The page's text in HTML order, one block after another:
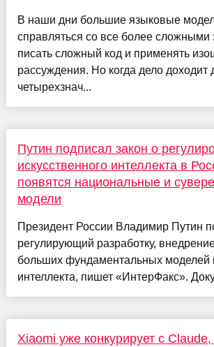
В наши дни большие языковые
справляться со все более сложными
писать сложный код и применять
рассуждения. Но когда дело доходит
четырехзнач...
Путин подписал закон о
искусственного интеллекта в
появятся национальные и
модели
Президент России Владимир Путин
регулирующий разработку,
больших фундаментальных моделей
интеллекта, пишет «ИнтерФакс».
Xiaomi уже конкурирует с